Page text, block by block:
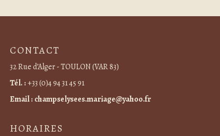
CONTACT
32 Rue d’Alger - TOULON (VAR 83)
Tél. :+33 (0)4 94 31 45 91
Email : champselysees.mariage@yahoo.fr
HORAIRES